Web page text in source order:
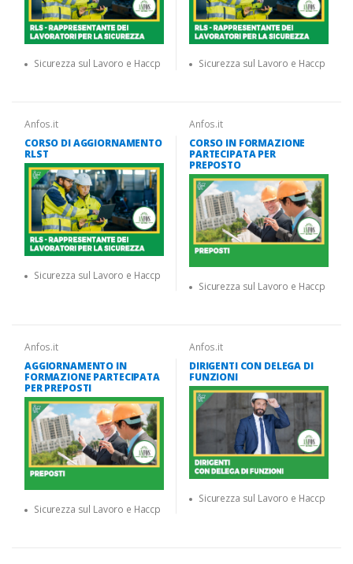
Sicurezza sul Lavoro e Haccp Sicurezza sul Lavoro e Haccp
Anfos.it
CORSO DI AGGIORNAMENTO
RLST
Sicurezza sul Lavoro e Haccp
Anfos.it
CORSO IN FORMAZIONE
PARTECIPATA PER
PREPOSTO
Sicurezza sul Lavoro e Haccp
Anfos.it
AGGIORNAMENTO IN
FORMAZIONE PARTECIPATA
PER PREPOSTI
Sicurezza sul Lavoro e Haccp
Anfos.it
DIRIGENTI CON DELEGA DI
FUNZIONI
Sicurezza sul Lavoro e Haccp